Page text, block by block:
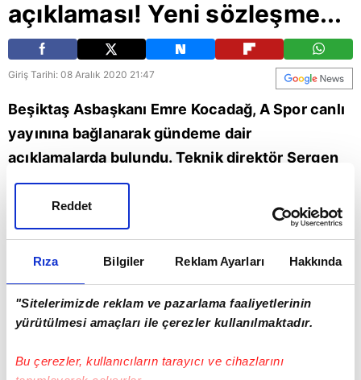
Rıza Bilgiler Reklam Ayarları Hakkında
"Sitelerimizde reklam ve pazarlama faaliyetlerinin
yürütülmesi amaçları ile çerezler kullanılmaktadır.
Bu çerezler, kullanıcıların tarayıcı ve cihazlarını
Reddet
açıklaması! Yeni sözleşme...
Giriş Tarihi: 08 Aralık 2020 21:47
Beşiktaş Asbaşkanı Emre Kocadağ, A Spor canlı
yayınına bağlanarak gündeme dair
açıklamalarda bulundu. Teknik direktör Sergen
Yalçın'ın geleceğine dair konuşan Kocadağ,
"Sergen Yalçın'a olan inancımız hiçbir zaman
değişmedi. Yalçın ile uzun vadeli planlarımız
var." ifadelerini kullandı.
Spor Beşiktaş Sergen Yalçın emre